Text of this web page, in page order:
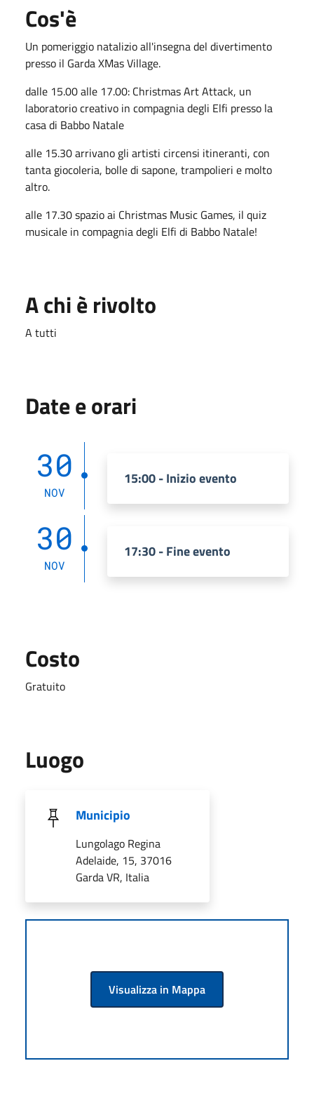
Cos'è
Un pomeriggio natalizio all'insegna del divertimento
presso il Garda XMas Village.
dalle 15.00 alle 17.00: Christmas Art Attack, un
laboratorio creativo in compagnia degli Elfi presso la
casa di Babbo Natale
alle 15.30 arrivano gli artisti circensi itineranti, con
tanta giocoleria, bolle di sapone, trampolieri e molto
altro.
alle 17.30 spazio ai Christmas Music Games, il quiz
musicale in compagnia degli Elfi di Babbo Natale!
A chi è rivolto
A tutti
Date e orari
30
NOV
15:00 - Inizio evento
30
NOV
17:30 - Fine evento
Costo
Gratuito
Luogo
Municipio
Lungolago Regina
Adelaide, 15, 37016
Garda VR, Italia
Visualizza in Mappa